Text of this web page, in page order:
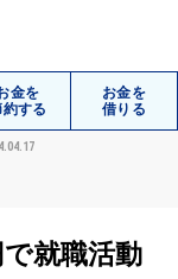
金を
約する
お金を
借りる
就職活動